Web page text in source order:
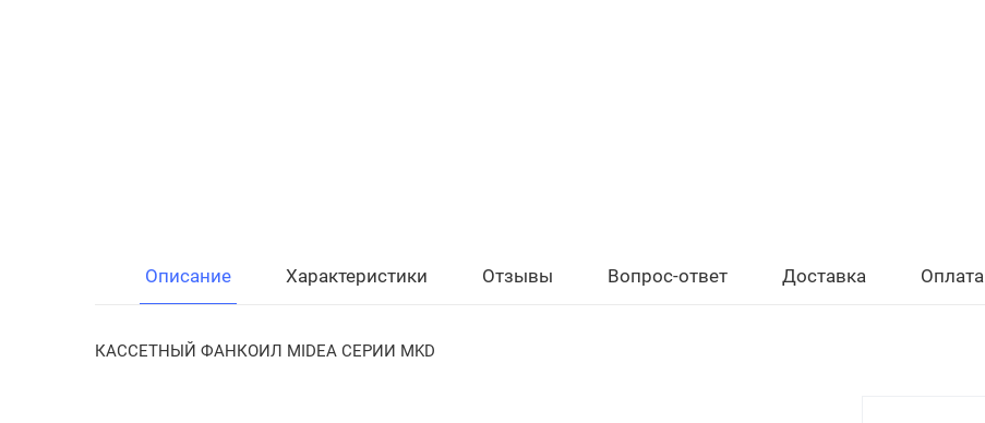
Описание Характеристики Отзывы Вопрос-ответ Доставка Оплата
КАССЕТНЫЙ ФАНКОИЛ MIDEA СЕРИИ MKD